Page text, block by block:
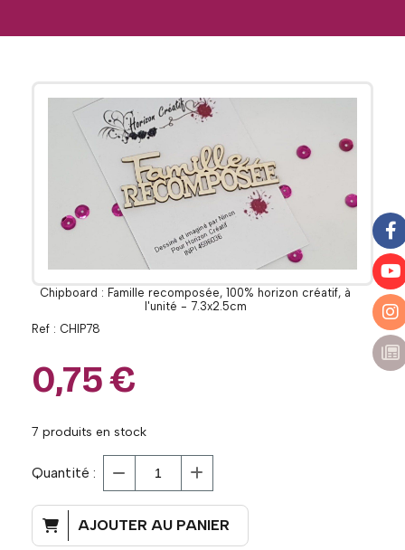
Chipboard : Famille recomposée, 100% horizon créatif, à
l'unité - 7.3x2.5cm
Ref : CHIP78
0,75€
7 produits en stock
Quantité :
AJOUTER AU PANIER